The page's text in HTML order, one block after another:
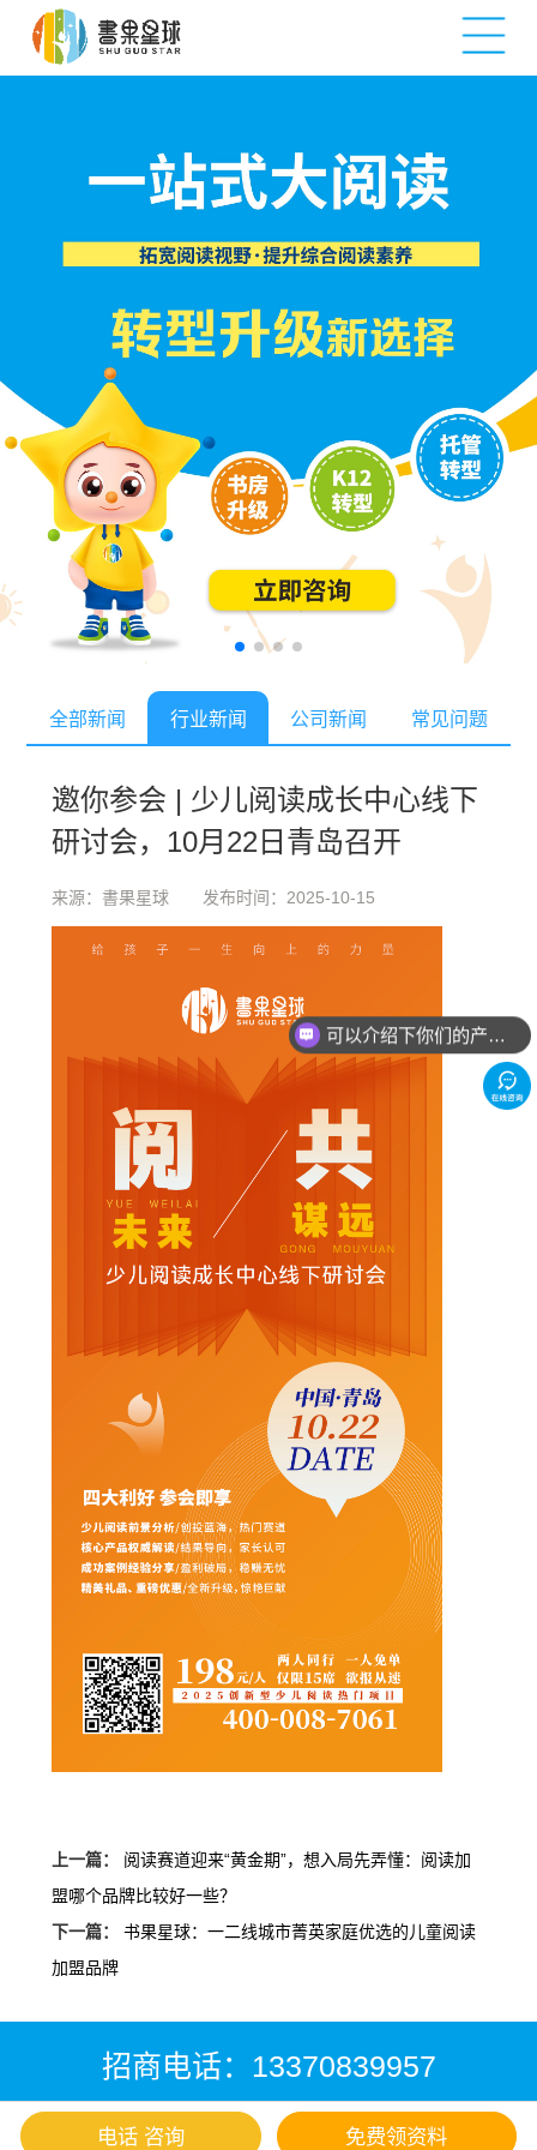
全部新闻 行业新闻 公司新闻 常见问题
邀你参会 | 少儿阅读成长中心线下
研讨会，10月22日青岛召开
来源：書果星球 发布时间：2025-10-15
上一篇：
阅读赛道迎来“黄金期”，想入局先弄懂：阅读加
盟哪个品牌比较好一些？
下一篇：
书果星球：一二线城市菁英家庭优选的儿童阅读
加盟品牌
招商电话：13370839957
可以介绍下你们的产品么？
电话 咨询 免费领资料